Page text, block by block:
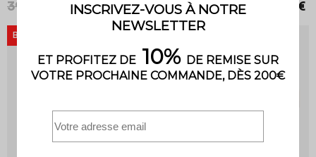
399,99 € 319,99 € 399,99 € 319,99 €
BON PLAN